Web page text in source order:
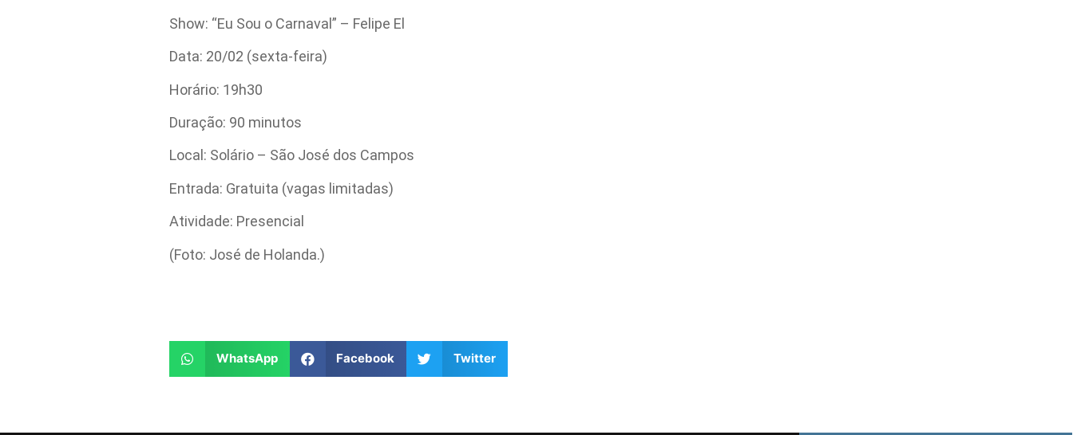
Show: “Eu Sou o Carnaval” – Felipe El
Data: 20/02 (sexta-feira)
Horário: 19h30
Duração: 90 minutos
Local: Solário – São José dos Campos
Entrada: Gratuita (vagas limitadas)
Atividade: Presencial
(Foto: José de Holanda.)
WhatsApp Facebook Twitter